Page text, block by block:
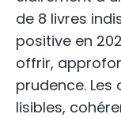
de 8 livres
positive en
offrir,
prudence.
lisibles,